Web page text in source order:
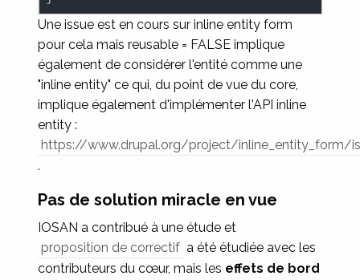
Une issue est en cours sur inline entity form
pour cela mais reusable = FALSE implique
également de considérer l'entité comme une
"inline entity" ce qui, du point de vue du core,
implique également d'implémenter l'API inline
entity :
https://www.drupal.org/project/inline_entity_form/
.
Pas de solution miracle en vue
IOSAN a contribué à une étude et
proposition de correctif a été étudiée avec les
contributeurs du cœur, mais les effets de bord